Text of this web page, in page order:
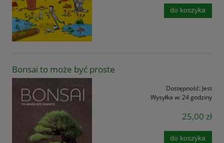
do koszyka
Bonsai to może być proste
Dostępność: Jest
Wysyłka w: 24 godziny
25,00 zł
do koszyka